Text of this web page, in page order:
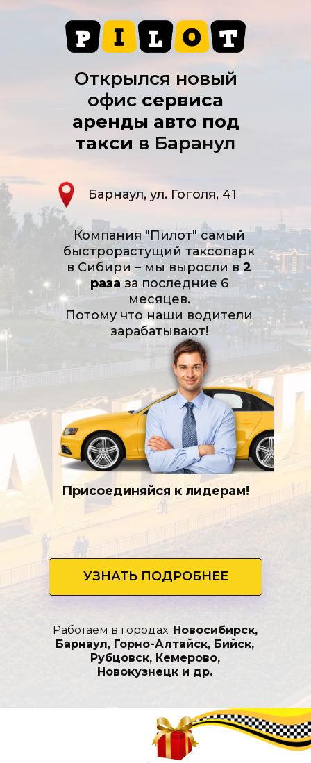
Компания "Пилот" самый
быстрорастущий таксопарк
в Сибири – мы выросли в2
разаза последние 6
месяцев.
Потому что наши водители
зарабатывают!
Работаем в городах: Новосибирск,
Барнаул, Горно-Алтайск, Бийск,
Рубцовск, Кемерово,
Новокузнецк и др.
УЗНАТЬ ПОДРОБНЕЕ
Открылся новый
офис сервиса
аренды авто под
такси в Баранул
Присоединяйся к лидерам!
Барнаул, ул. Гоголя, 41